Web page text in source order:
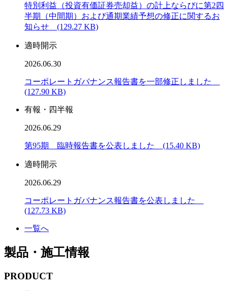
特別利益（投資有価証券売却益）の計上ならびに第2四
半期（中間期）および通期業績予想の修正に関するお
知らせ (129.27 KB)
適時開示
2026.06.30
コーポレートガバナンス報告書を一部修正しました
(127.90 KB)
有報・四半報
2026.06.29
第95期 臨時報告書を公表しました (15.40 KB)
適時開示
2026.06.29
コーポレートガバナンス報告書を公表しました
(127.73 KB)
一覧へ
製品・施工情報
PRODUCT